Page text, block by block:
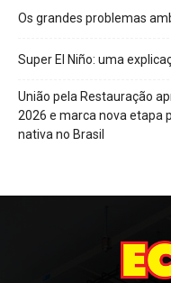
Os grandes problemas
Super El Niño: uma
União pela Restauração
2026 e marca nova etapa
nativa no Brasil